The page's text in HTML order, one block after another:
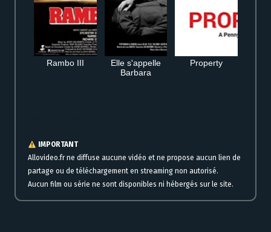
Rambo III
Elle s'appelle
Barbara
Property
IMPORTANT
Allovideo.fr ne diffuse aucune vidéo et ne propose aucun lien de
partage ou de téléchargement en streaming non autorisé.
Aucun film ou série ne sont disponibles ni hébergés sur le site.